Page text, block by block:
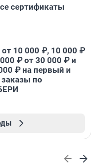
сертификаты
10 000 ₽, 10 000 ₽
₽ от 30 000 ₽ и
₽ на первый и
по